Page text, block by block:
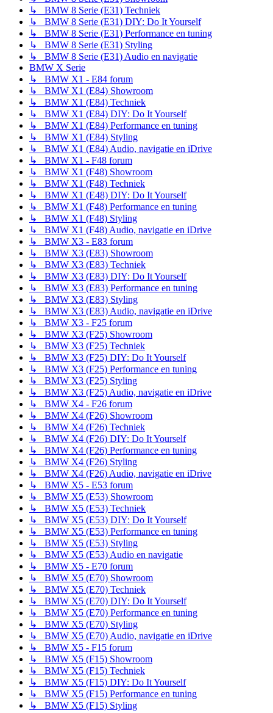
↳ BMW 8 Serie (E31) Techniek
↳ BMW 8 Serie (E31) DIY: Do It Yourself
↳ BMW 8 Serie (E31) Performance en tuning
↳ BMW 8 Serie (E31) Styling
↳ BMW 8 Serie (E31) Audio en navigatie
BMW X Serie
↳ BMW X1 - E84 forum
↳ BMW X1 (E84) Showroom
↳ BMW X1 (E84) Techniek
↳ BMW X1 (E84) DIY: Do It Yourself
↳ BMW X1 (E84) Performance en tuning
↳ BMW X1 (E84) Styling
↳ BMW X1 (E84) Audio, navigatie en iDrive
↳ BMW X1 - F48 forum
↳ BMW X1 (F48) Showroom
↳ BMW X1 (F48) Techniek
↳ BMW X1 (E48) DIY: Do It Yourself
↳ BMW X1 (F48) Performance en tuning
↳ BMW X1 (F48) Styling
↳ BMW X1 (F48) Audio, navigatie en iDrive
↳ BMW X3 - E83 forum
↳ BMW X3 (E83) Showroom
↳ BMW X3 (E83) Techniek
↳ BMW X3 (E83) DIY: Do It Yourself
↳ BMW X3 (E83) Performance en tuning
↳ BMW X3 (E83) Styling
↳ BMW X3 (E83) Audio, navigatie en iDrive
↳ BMW X3 - F25 forum
↳ BMW X3 (F25) Showroom
↳ BMW X3 (F25) Techniek
↳ BMW X3 (F25) DIY: Do It Yourself
↳ BMW X3 (F25) Performance en tuning
↳ BMW X3 (F25) Styling
↳ BMW X3 (F25) Audio, navigatie en iDrive
↳ BMW X4 - F26 forum
↳ BMW X4 (F26) Showroom
↳ BMW X4 (F26) Techniek
↳ BMW X4 (F26) DIY: Do It Yourself
↳ BMW X4 (F26) Performance en tuning
↳ BMW X4 (F26) Styling
↳ BMW X4 (F26) Audio, navigatie en iDrive
↳ BMW X5 - E53 forum
↳ BMW X5 (E53) Showroom
↳ BMW X5 (E53) Techniek
↳ BMW X5 (E53) DIY: Do It Yourself
↳ BMW X5 (E53) Performance en tuning
↳ BMW X5 (E53) Styling
↳ BMW X5 (E53) Audio en navigatie
↳ BMW X5 - E70 forum
↳ BMW X5 (E70) Showroom
↳ BMW X5 (E70) Techniek
↳ BMW X5 (E70) DIY: Do It Yourself
↳ BMW X5 (E70) Performance en tuning
↳ BMW X5 (E70) Styling
↳ BMW X5 (E70) Audio, navigatie en iDrive
↳ BMW X5 - F15 forum
↳ BMW X5 (F15) Showroom
↳ BMW X5 (F15) Techniek
↳ BMW X5 (F15) DIY: Do It Yourself
↳ BMW X5 (F15) Performance en tuning
↳ BMW X5 (F15) Styling